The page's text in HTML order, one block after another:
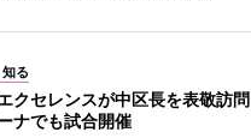
る
クセレンスが中区長を表敬訪
ナでも試合開催